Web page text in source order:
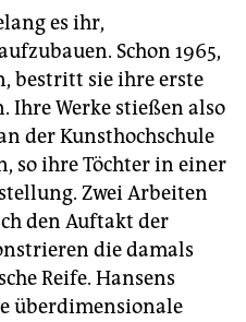
es ihr,
Schon 1965,
bestritt sie ihre erste
Ihre Werke stießen also
der Kunsthochschule
so ihre Töchter in einer
Zwei Arbeiten
den Auftakt der
die damals
Reife. Hansens
überdimensionale